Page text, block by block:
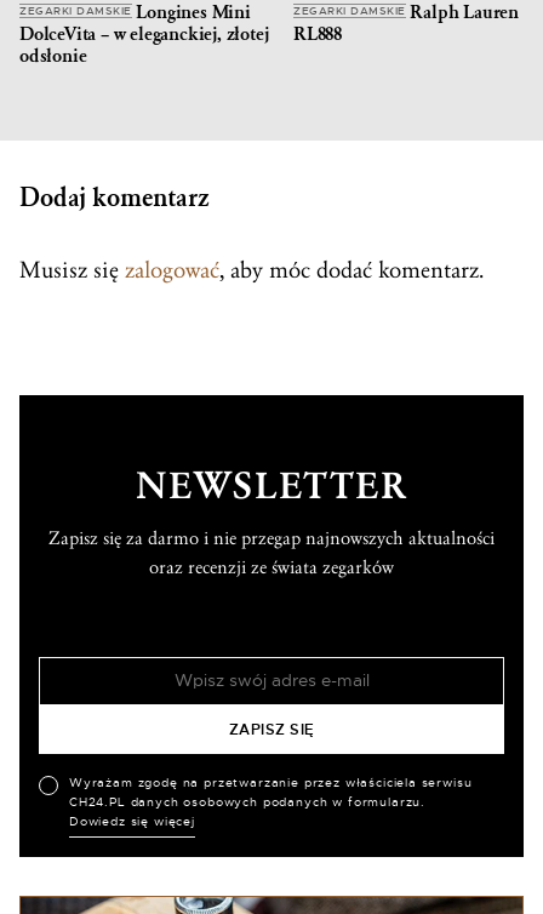
ZEGARKI DAMSKIELongines Mini
DolceVita – w eleganckiej, złotej
odsłonie
ZEGARKI DAMSKIERalph Lauren
RL888
Dodaj komentarz
Musisz się zalogować, aby móc dodać komentarz.
NEWSLETTER
Zapisz się za darmo i nie przegap najnowszych aktualności
oraz recenzji ze świata zegarków
Wyrażam zgodę na przetwarzanie przez właściciela serwisu
CH24.PL danych osobowych podanych w formularzu.
Dowiedz się więcej